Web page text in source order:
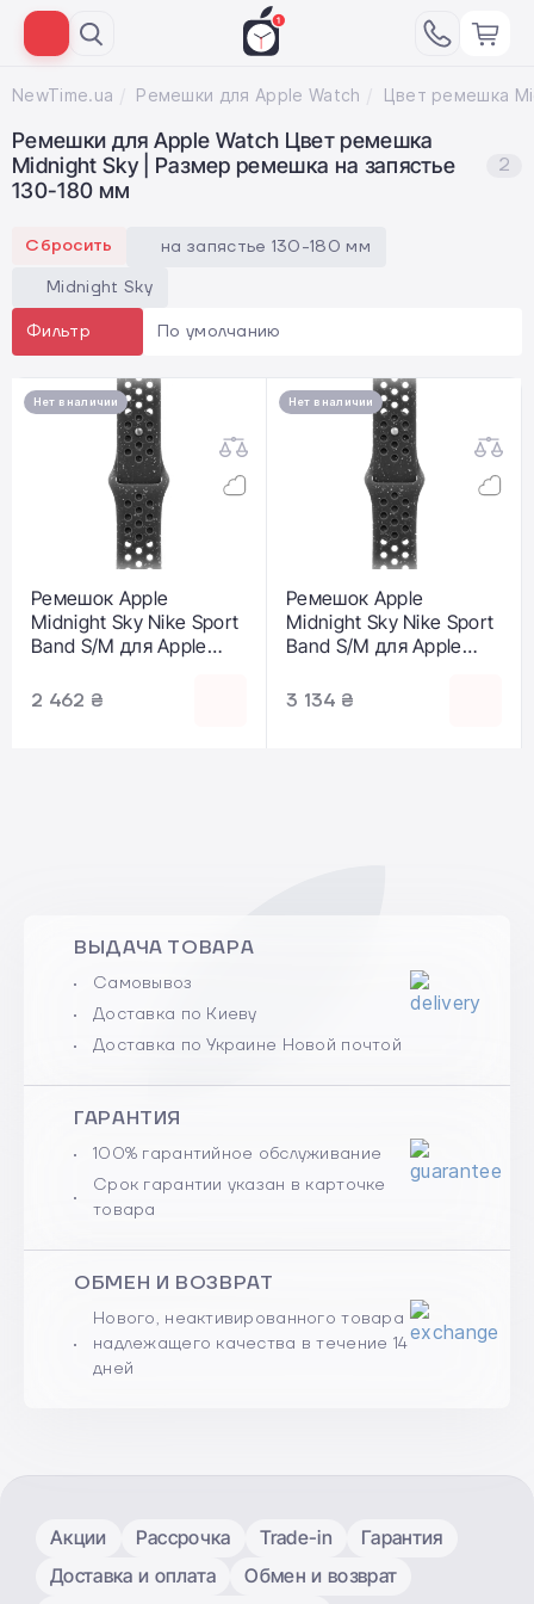
NewTime.ua Ремешки для Apple Watch
Ремешки для Apple Watch Цвет ремешка
Midnight Sky | Размер ремешка на запястье
130-180 мм
2
Сбросить
на запястье 130-180 мм
Midnight Sky
Фильтр По умолчанию
Нет в наличии
Ремешок Apple
Midnight Sky Nike Sport
Band S/M для Apple
(MUUN3)
2 462 ₴
Нет в наличии
Ремешок Apple
Midnight Sky Nike Sport
Band S/M для Apple
(MC1X4, MYJP3)
3 134 ₴
ВЫДАЧА ТОВАРА
Самовывоз
Доставка по Киеву
Доставка по Украине Новой почтой
ГАРАНТИЯ
100% гарантийное обслуживание
Срок гарантии указан в карточке
товара
ОБМЕН И ВОЗВРАТ
Нового, неактивированного товара
надлежащего качества в течение 14
дней
Акции Рассрочка Trade-in
Гарантия
Доставка и оплата
Обмен и возврат